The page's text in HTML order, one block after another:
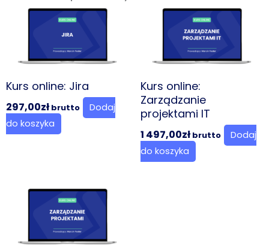
Kurs online: Jira
297,00zł brutto
Dodaj
do koszyka
Kurs online:
Zarządzanie
projektami IT
1 497,00zł brutto
Dodaj
do koszyka